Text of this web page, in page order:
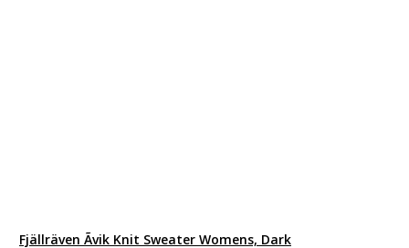
Fjällräven Ãvik Knit Sweater Womens, Dark